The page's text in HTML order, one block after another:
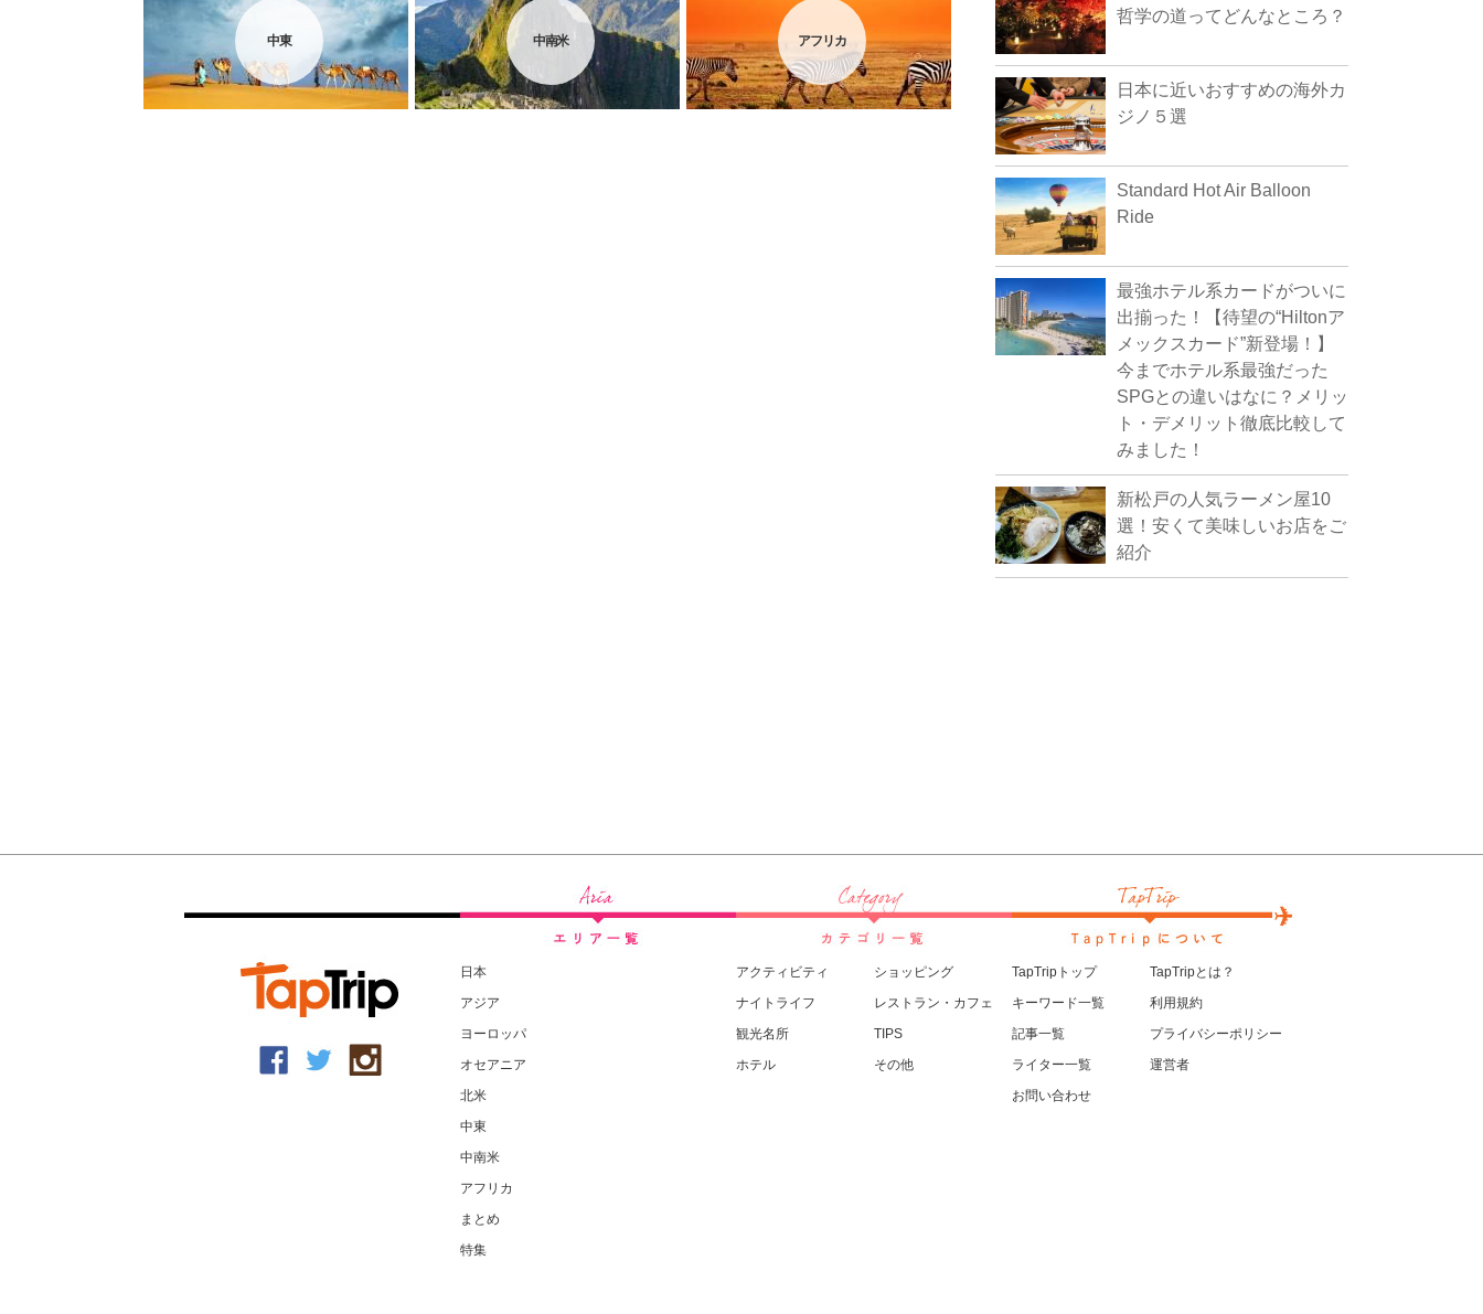
中東 中南米 アフリカ
哲学の道ってどんなところ？
日本に近いおすすめの海外カ
ジノ５選
Standard Hot Air Balloon
Ride
最強ホテル系カードがついに
出揃った！【待望の“Hiltonア
メックスカード”新登場！】
今までホテル系最強だった
SPGとの違いはなに？メリッ
ト・デメリット徹底比較して
みました！
新松戸の人気ラーメン屋10
選！安くて美味しいお店をご
紹介
日本
アジア
ヨーロッパ
オセアニア
北米
中東
中南米
アフリカ
まとめ
特集
アクティビティ
ナイトライフ
観光名所
ホテル
ショッピング
レストラン・カフェ
TIPS
その他
TapTripトップ
キーワード一覧
記事一覧
ライター一覧
お問い合わせ
TapTripとは？
利用規約
プライバシーポリシー
運営者